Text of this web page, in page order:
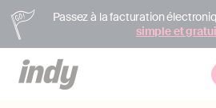
Passez à la facturation
simple et